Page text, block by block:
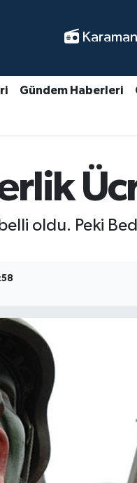
Gündem Haberleri
oldu. Peki